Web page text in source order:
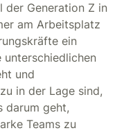
der Generation Z in
am Arbeitsplatz
ein
und
in der Lage sind,
darum geht,
Teams zu